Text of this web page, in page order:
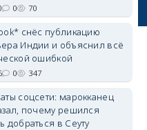
0 70
снёс публикацию
Индии и объяснил всё
ошибкой
0 347
соцсети: марокканец
почему решился
добраться в Сеуту